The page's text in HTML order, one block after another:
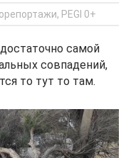
, PEGI 0+
самой
совпадений,
то тут то там.